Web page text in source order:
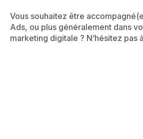
Vous souhaitez être
Ads, ou plus généralement dans
marketing digitale ? N’hésitez pas